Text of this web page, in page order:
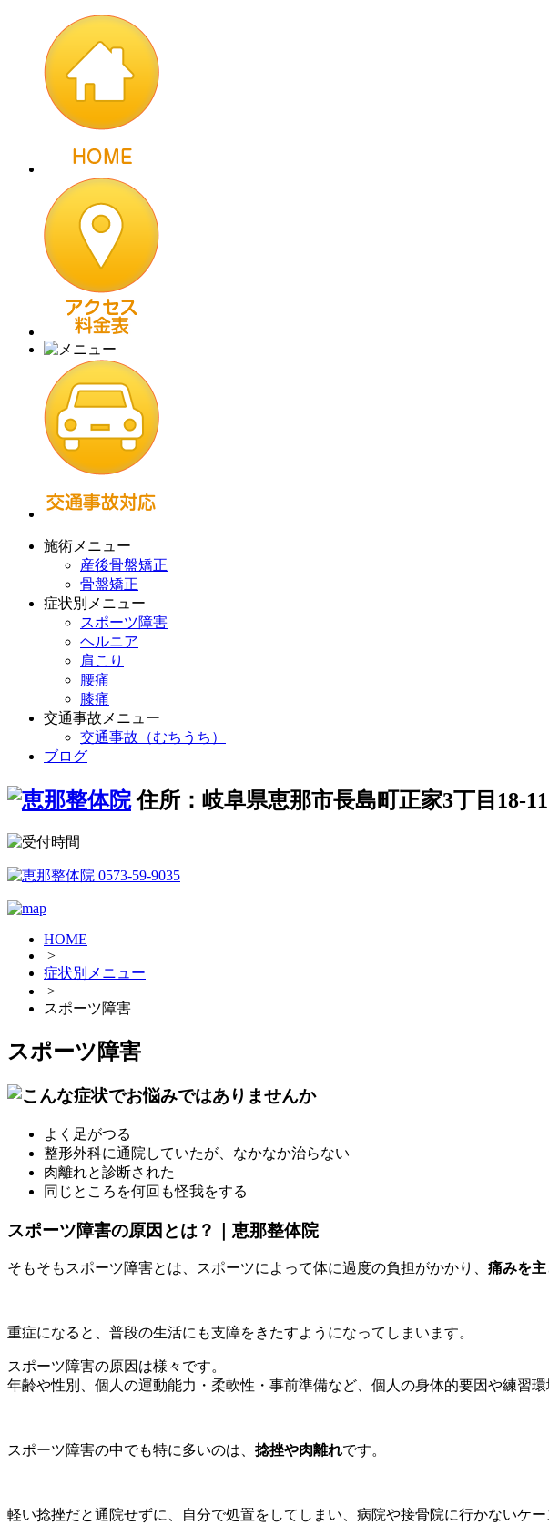
施術メニュー
産後骨盤矯正
骨盤矯正
症状別メニュー
スポーツ障害
ヘルニア
肩こり
腰痛
膝痛
交通事故メニュー
交通事故（むちうち）
ブログ
住所：岐阜県恵那市長島町正家3丁目18-11
HOME
>
症状別メニュー
>
スポーツ障害
スポーツ障害
よく足がつる
整形外科に通院していたが、なかなか治らない
肉離れと診断された
同じところを何回も怪我をする
スポーツ障害の原因とは？｜恵那整体院
そもそもスポーツ障害とは、スポーツによって体に過度の負担がかかり、 痛みを
重症になると、普段の生活にも支障をきたすようになってしまいます。
スポーツ障害の原因は様々です。
年齢や性別、個人の運動能力・柔軟性・事前準備など、個人の身体的要因や練習
スポーツ障害の中でも特に多いのは、 捻挫や肉離れです。
軽い捻挫だと通院せずに、自分で処置をしてしまい、病院や接骨院に行かないケー